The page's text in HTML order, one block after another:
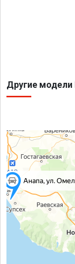
Другие модели